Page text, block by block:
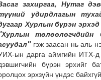
захиргаа, Нутаг
удирдлагын
Хурлын бүрэн
төлөөлөгчдийн
гэж заасан нь аль
ын дарга аймгийн ИТХ-д
бүрэн эрхийг
эрхзүйн үндэс